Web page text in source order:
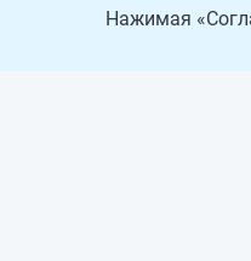
Нажимая